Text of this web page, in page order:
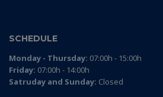
SCHEDULE
Monday - Thursday: 07:00h - 15:00h
Friday: 07:00h - 14:00h
Satruday and Sunday: Closed